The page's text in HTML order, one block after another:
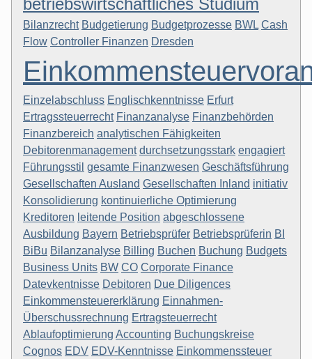
betriebswirtschaftliches Studium
Bilanzrecht Budgetierung Budgetprozesse BWL Cash
Flow Controller Finanzen Dresden
Einzelabschluss Englischkenntnisse Erfurt
Ertragssteuerrecht Finanzanalyse Finanzbehörden
Finanzbereich analytischen Fähigkeiten
Debitorenmanagement durchsetzungsstark engagiert
Führungsstil gesamte Finanzwesen Geschäftsführung
Gesellschaften Ausland Gesellschaften Inland initiativ
Konsolidierung kontinuierliche Optimierung
Kreditoren leitende Position abgeschlossene
Ausbildung Bayern Betriebsprüfer Betriebsprüferin BI
BiBu Bilanzanalyse Billing Buchen Buchung Budgets
Business Units BW CO Corporate Finance
Datevkentnisse Debitoren Due Diligences
Einkommensteuererklärung Einnahmen-
Überschussrechnung Ertragsteuerrecht
Ablaufoptimierung Accounting Buchungskreise
Cognos EDV EDV-Kenntnisse Einkommenssteuer